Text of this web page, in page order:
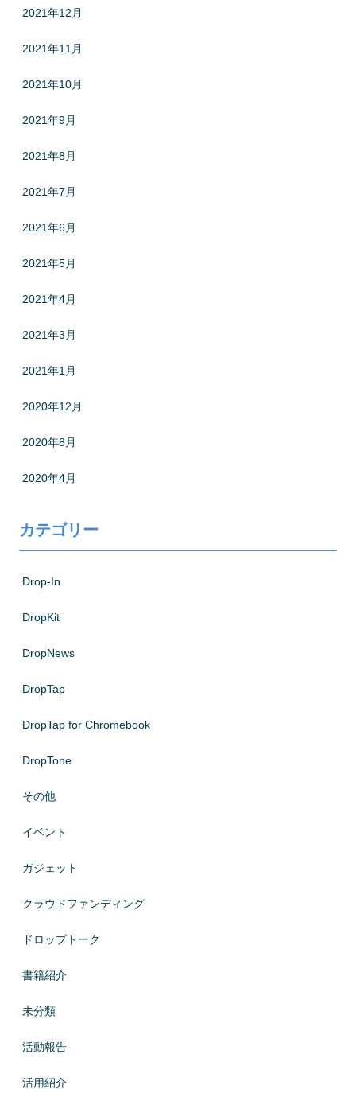
2021年12月
2021年11月
2021年10月
2021年9月
2021年8月
2021年7月
2021年6月
2021年5月
2021年4月
2021年3月
2021年1月
2020年12月
2020年8月
2020年4月
カテゴリー
Drop-In
DropKit
DropNews
DropTap
DropTap for Chromebook
DropTone
その他
イベント
ガジェット
クラウドファンディング
ドロップトーク
書籍紹介
未分類
活動報告
活用紹介